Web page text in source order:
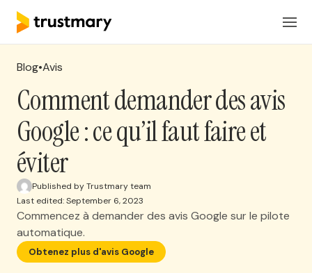
Produits
Solutions
Tarification
Réserver une réunion
FR
Connexion
Blog•Avis
Comment demander des avis
Google : ce qu’il faut faire et
éviter
Published by Trustmary team
Last edited: September 6, 2023
Commencez à demander des avis Google sur le pilote
automatique.
Obtenez plus d'avis Google